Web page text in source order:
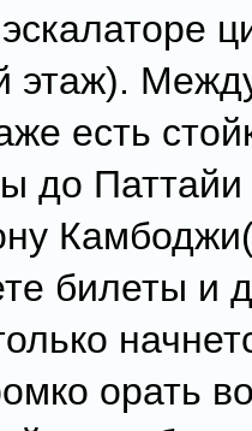
этаж).
есть
до Паттайи
билеты и
орать